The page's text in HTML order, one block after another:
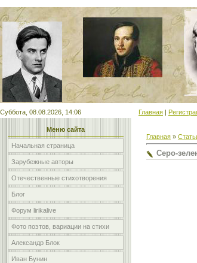
Суббота, 08.08.2026, 14:06 Главная |
Меню сайта
Начальная страница
Зарубежные авторы
Отечественные стихотворения
Блог
Форум lirikalive
Фото поэтов, вариации на стихи
Александр Блок
Иван Бунин
Главная »
Серо-